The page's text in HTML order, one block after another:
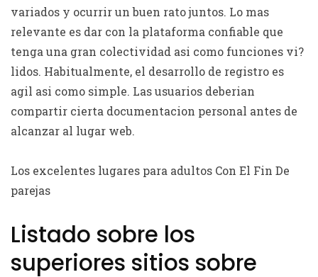
variados y ocurrir un buen rato juntos. Lo mas
relevante es dar con la plataforma confiable que
tenga una gran colectividad asi­ como funciones vi?
lidos. Habitualmente, el desarrollo de registro es
agil asi­ como simple. Las usuarios deberi­an
compartir cierta documentacion personal antes de
alcanzar al lugar web.
Los excelentes lugares para adultos Con El Fin De
parejas
Listado sobre los
superiores sitios sobre